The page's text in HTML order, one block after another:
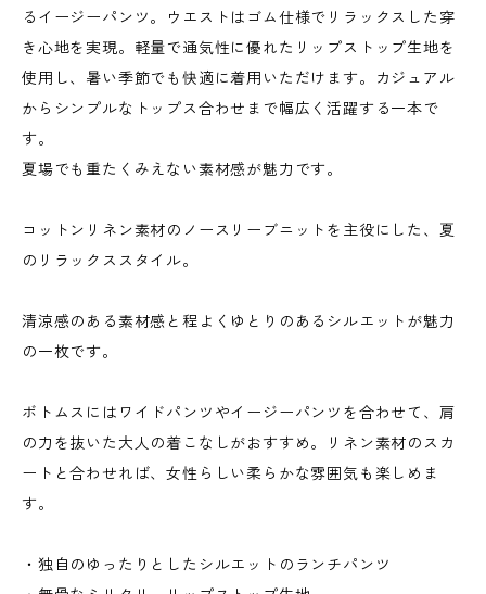
るイージーパンツ。ウエストはゴム仕様でリラックスした穿
き心地を実現。軽量で通気性に優れたリップストップ生地を
使用し、暑い季節でも快適に着用いただけます。カジュアル
からシンプルなトップス合わせまで幅広く活躍する一本で
す。
夏場でも重たくみえない素材感が魅力です。
コットンリネン素材のノースリーブニットを主役にした、夏
のリラックススタイル。
清涼感のある素材感と程よくゆとりのあるシルエットが魅力
の一枚です。
ボトムスにはワイドパンツやイージーパンツを合わせて、肩
の力を抜いた大人の着こなしがおすすめ。リネン素材のスカ
ートと合わせれば、女性らしい柔らかな雰囲気も楽しめま
す。
・独自のゆったりとしたシルエットのランチパンツ